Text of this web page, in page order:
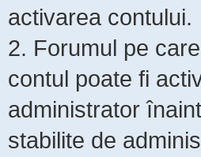
activarea contului.
2. Forumul pe
contul poate fi
administrator
stabilite de